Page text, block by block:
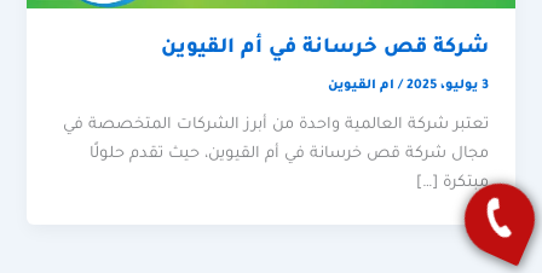
شركة قص خرسانة في أم القيوين
3 يوليو، 2025 / ام القيوين
تعتبر شركة العالمية واحدة من أبرز الشركات المتخصصة في
مجال شركة قص خرسانة في أم القيوين، حيث تقدم حلولًا
مبتكرة […]